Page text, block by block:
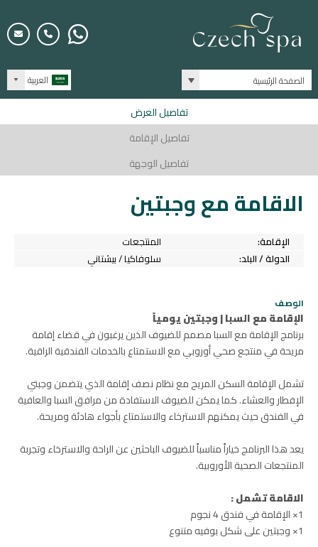
العربية الصفحة الرئيسية
تفاصيل العرض
تفاصيل الإقامة
تفاصيل الوجهة
الاقامة مع وجبتين
الإقامة:
المنتجعات
الدولة / البلد:
سلوفاكيا / بيشتاني
الوصف
الإقامة مع السبا | وجبتين يومياً
برنامج الإقامة مع السبا مصمم للضيوف الذين يرغبون في قضاء إقامة
مريحة في منتجع صحي أوروبي مع الاستمتاع بالخدمات الفندقية الراقية.
تشمل الإقامة السكن المريح مع نظام نصف إقامة الذي يتضمن وجبتي
الإفطار والعشاء. كما يمكن للضيوف الاستفادة من مرافق السبا والعافية
في الفندق حيث يمكنهم الاسترخاء والاستمتاع بأجواء هادئة ومريحة.
يعد هذا البرنامج خياراً مناسباً للضيوف الباحثين عن الراحة والاسترخاء وتجربة
المنتجعات الصحية الأوروبية.
الاقامة تشمل :
1× الإقامة في فندق 4 نجوم
1× وجبتين على شكل بوفيه متنوع